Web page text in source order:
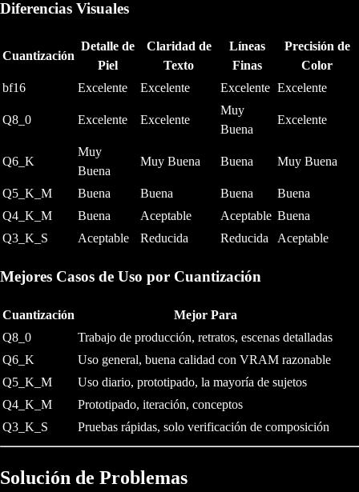
Diferencias Visuales
Cuantización
Detalle de
Piel
Claridad de
Texto
Líneas
Finas
Precisión de
Color
bf16
Excelente Excelente Excelente Excelente
Q8_0 Excelente Excelente
Muy
Buena
Excelente
Q6_K
Muy
Buena
Muy Buena Buena Muy Buena
Q5_K_M Buena Buena Buena
Buena
Q4_K_M
Buena Aceptable Aceptable Buena
Q3_K_S
Aceptable Reducida Reducida Aceptable
Mejores Casos de Uso por Cuantización
Cuantización
Mejor Para
Q8_0
Trabajo de producción, retratos, escenas detalladas
Q6_K
Uso general, buena calidad con VRAM razonable
Q5_K_M
Uso diario, prototipado, la mayoría de sujetos
Q4_K_M
Prototipado, iteración, conceptos
Q3_K_S
Pruebas rápidas, solo verificación de composición
Solución de Problemas